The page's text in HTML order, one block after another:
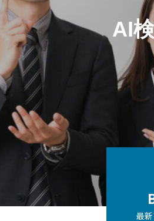
コンサルティ
の会社のレンタ
部長に
MEO
Googleマ
Googleトレンドが400語比
に対応｜キーワード選定術
業
companies
AI
最